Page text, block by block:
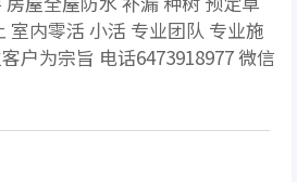
室内零活 小活 专业团队 专业施
户为宗旨 电话6473918977 微信